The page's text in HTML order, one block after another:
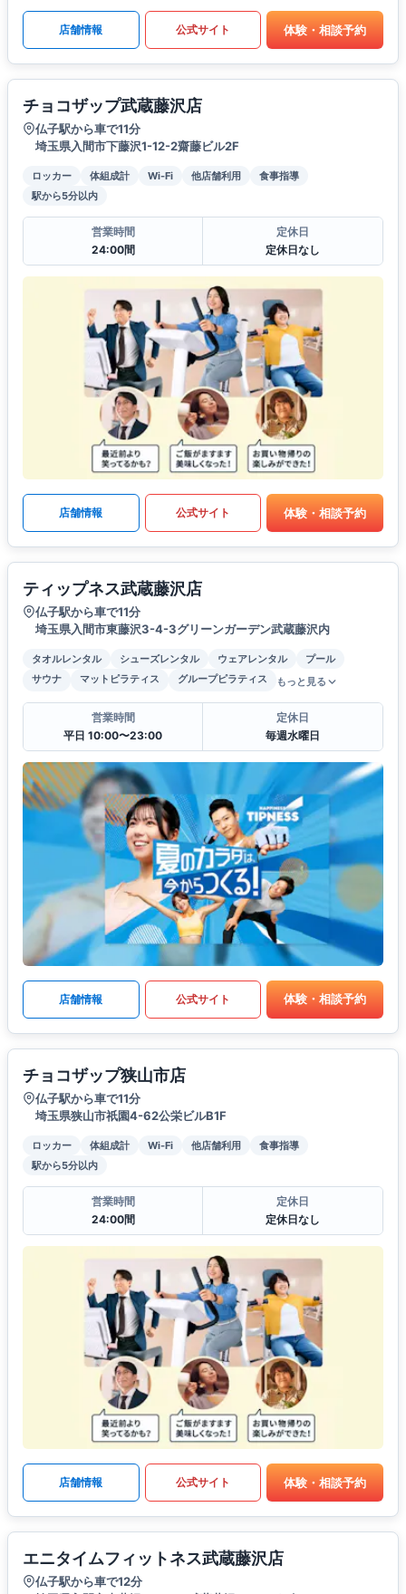
店舗情報 公式サイト 体験・相談予約
チョコザップ武蔵藤沢店
仏子駅から車で11分
埼玉県入間市下藤沢1-12-2齋藤ビル2F
ロッカー 体組成計 Wi-Fi 他店舗利用
食事指導
駅から5分以内
営業時間
24:00間
定休日
定休日なし
店舗情報 公式サイト 体験・相談予約
ティップネス武蔵藤沢店
仏子駅から車で11分
埼玉県入間市東藤沢3-4-3グリーンガーデン武蔵藤沢内
タオルレンタル シューズレンタル ウェアレンタル
プール
サウナ
マットピラティス グループピラティス もっと見る
営業時間
平日 10:00〜23:00
定休日
毎週水曜日
店舗情報 公式サイト 体験・相談予約
チョコザップ狭山市店
仏子駅から車で11分
埼玉県狭山市祇園4-62公栄ビルB1F
ロッカー 体組成計 Wi-Fi 他店舗利用
食事指導
駅から5分以内
営業時間
24:00間
定休日
定休日なし
店舗情報 公式サイト 体験・相談予約
エニタイムフィットネス武蔵藤沢店
仏子駅から車で12分